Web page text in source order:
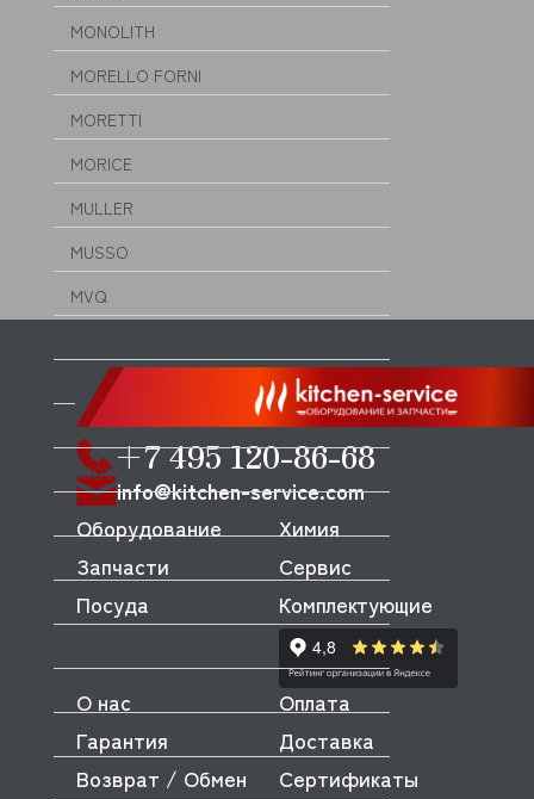
MONOLITH
MORELLO FORNI
MORETTI
MORICE
MULLER
MUSSO
MVQ
NOPEIN
NTF
NUOVA SIMONELLI
ODE
OEM
OLAB
OLYMPIA
OMNIWASH
ORVED
+7 495 120-86-68
info@kitchen-service.com
Оборудование
Запчасти
Посуда
Химия
Сервис
Комплектующие
О нас
Оплата
Гарантия
Доставка
Возврат / Обмен
Сертификаты